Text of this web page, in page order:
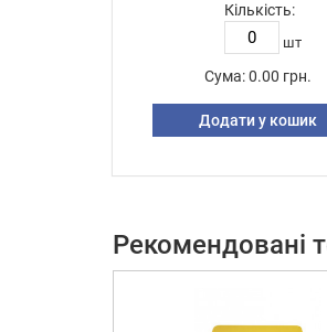
Кількість:
шт
Сума: 0.00 грн.
Додати у кошик
Рекомендовані